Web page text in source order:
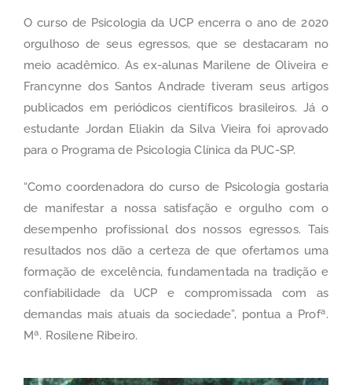
O curso de Psicologia da UCP encerra o ano de 2020
orgulhoso de seus egressos, que se destacaram no
meio acadêmico. As ex-alunas Marilene de Oliveira e
Francynne dos Santos Andrade tiveram seus artigos
publicados em periódicos científicos brasileiros. Já o
estudante Jordan Eliakin da Silva Vieira foi aprovado
para o Programa de Psicologia Clínica da PUC-SP.
“Como coordenadora do curso de Psicologia gostaria
de manifestar a nossa satisfação e orgulho com o
desempenho profissional dos nossos egressos. Tais
resultados nos dão a certeza de que ofertamos uma
formação de excelência, fundamentada na tradição e
confiabilidade da UCP e compromissada com as
demandas mais atuais da sociedade”, pontua a Profª.
Mª. Rosilene Ribeiro.